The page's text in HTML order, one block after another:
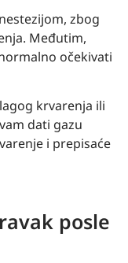
zbog
Međutim,
očekivati
krvarenja ili
dati gazu
i prepisaće
posle